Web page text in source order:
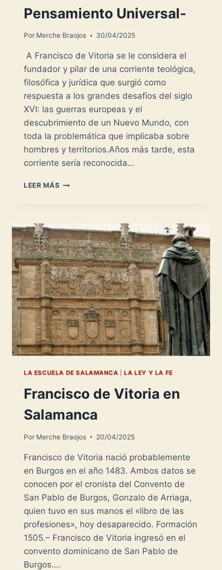
Pensamiento Universal-
Por Merche Braojos 30/04/2025
A Francisco de Vitoria se le considera el
fundador y pilar de una corriente teológica,
filosófica y jurídica que surgió como
respuesta a los grandes desafíos del siglo
XVI: las guerras europeas y el
descubrimiento de un Nuevo Mundo, con
toda la problemática que implicaba sobre
hombres y territorios.Años más tarde, esta
corriente sería reconocida…
LEER MÁS FRANCISCO
PENSAMIENTO
UNIVERSAL-
LA ESCUELA DE SALAMANCA |LA LEY Y LA FE
Francisco de Vitoria en
Salamanca
Por Merche Braojos 20/04/2025
Francisco de Vitoria nació probablemente
en Burgos en el año 1483. Ambos datos se
conocen por el cronista del Convento de
San Pablo de Burgos, Gonzalo de Arriaga,
quien tuvo en sus manos el «libro de las
profesiones», hoy desaparecido. Formación
1505.– Francisco de Vitoria ingresó en el
convento dominicano de San Pablo de
Burgos….